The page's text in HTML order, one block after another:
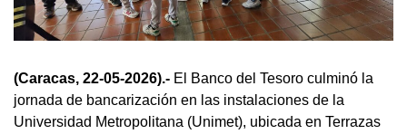
(Caracas, 22-05-2026).- El Banco del Tesoro culminó la
jornada de bancarización en las instalaciones de la
Universidad Metropolitana (Unimet), ubicada en Terrazas